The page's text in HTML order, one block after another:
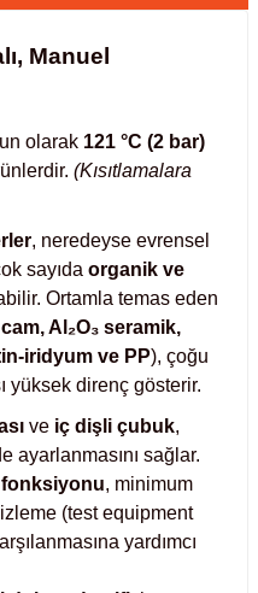
Manuel
olarak 121 °C (2 bar)
(Kısıtlamalara
, neredeyse evrensel
sayıda organik ve
Ortamla temas eden
Al₂O₃ seramik,
iridyum ve PP), çoğu
yüksek direnç gösterir.
ve iç dişli çubuk,
ayarlanmasını sağlar.
, minimum
(test equipment
yardımcı